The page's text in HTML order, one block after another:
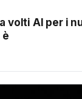
volti AI per i
è